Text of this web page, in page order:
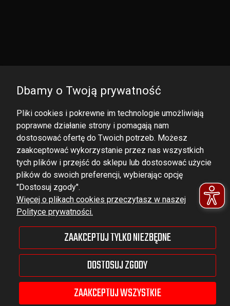
DOMINATOR GROUP Sp. z o.o.
Ludowa 59, 43-514 Kaniów,
POLAND
VAT ID No.: 6521751083
dominator@dominator.pl
© Copyright 2022 | Dominator Group Sp. z o. o.
Dbamy o Twoją prywatność
Pliki cookies i pokrewne im technologie umożliwiają
poprawne działanie strony i pomagają nam
dostosować ofertę do Twoich potrzeb. Możesz
zaakceptować wykorzystanie przez nas wszystkich
tych plików i przejść do sklepu lub dostosować użycie
plików do swoich preferencji, wybierając opcję
"Dostosuj zgody".
Więcej o plikach cookies przeczytasz w naszej
Polityce prywatności.
ZAAKCEPTUJ TYLKO NIEZBĘDNE
DOSTOSUJ ZGODY
ZAAKCEPTUJ WSZYSTKIE